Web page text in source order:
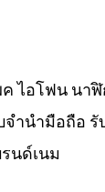
ไอโฟน นา
ำนำมือถือ
นด์เนม